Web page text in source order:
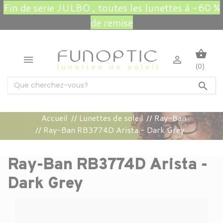
Fin de serie JULBO , toutes les lunettes à -60 %
de remise


 shopping_basket
(0)
Accueil Lunettes de soleil
Ray-Ban
Ray-Ban RB3774D Arista - Dark Grey
Ray-Ban RB3774D Arista -
Dark Grey